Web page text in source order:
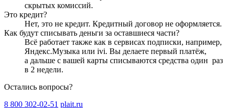
скрытых комиссий.
Это кредит?
Нет, это не кредит. Кредитный договор не оформляется.
Как будут списывать деньги за оставшиеся части?
Всё работает также как в сервисах подписки, например,
Яндекс.Музыка или ivi. Вы делаете первый платёж,
а дальше с вашей карты списываются средства один раз
в 2 недели.
Остались вопросы?
8 800 302-02-51 plait.ru